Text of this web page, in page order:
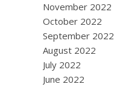
November 2022
October 2022
September 2022
August 2022
July 2022
June 2022